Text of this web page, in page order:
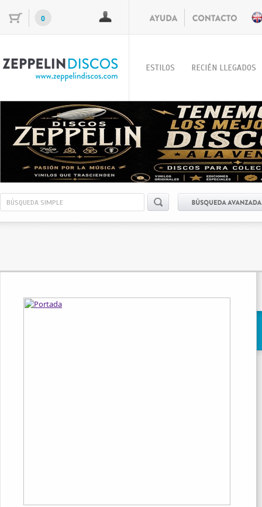
0
ESTILOS RECIÉN LLEGADOS